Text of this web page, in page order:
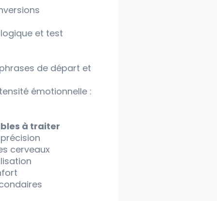
et test
de départ et
émotionnelle :
à traiter
cerveaux